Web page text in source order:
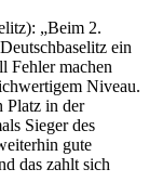
„Beim 2.
ein
Fehler machen
Niveau.
Platz in der
Sieger des
gute
das zahlt sich